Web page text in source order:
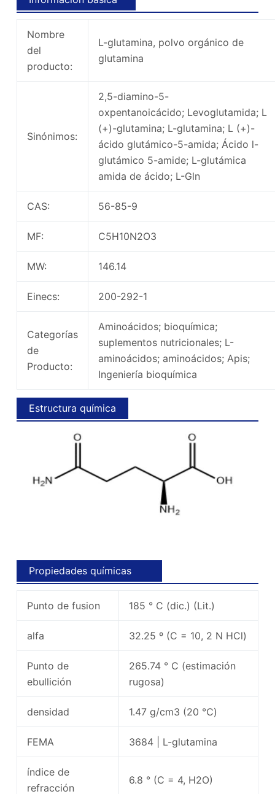
Nombre
del
producto:
L-glutamina, polvo orgánico de
glutamina
Sinónimos:
2,5-diamino-5-
oxpentanoicácido; Levoglutamida; L
(+)-glutamina; L-glutamina; L (+)-
ácido glutámico-5-amida; Ácido l-
glutámico 5-amide; L-glutámica
amida de ácido; L-Gln
CAS: 56-85-9
MF: C5H10N2O3
MW: 146.14
Einecs: 200-292-1
Categorías
de
Producto:
Aminoácidos; bioquímica;
suplementos nutricionales; L-
aminoácidos; aminoácidos; Apis;
Ingeniería bioquímica
Estructura química
Propiedades químicas
Punto de fusion 185 ° C (dic.) (Lit.)
alfa 32.25 º (C = 10, 2 N HCl)
Punto de
ebullición
265.74 ° C (estimación
rugosa)
densidad 1.47 g/cm3 (20 ℃)
FEMA 3684 | L-glutamina
índice de
refracción
6.8 ° (C = 4, H2O)